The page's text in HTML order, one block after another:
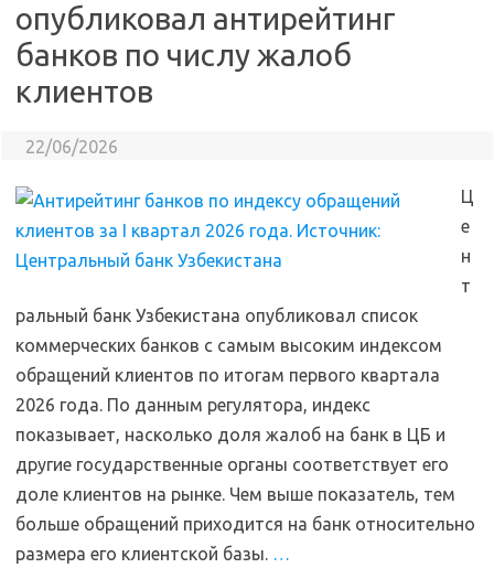
опубликовал антирейтинг
банков по числу жалоб
клиентов
22/06/2026
Ц
е
н
т
ральный банк Узбекистана опубликовал список
коммерческих банков с самым высоким индексом
обращений клиентов по итогам первого квартала
2026 года. По данным регулятора, индекс
показывает, насколько доля жалоб на банк в ЦБ и
другие государственные органы соответствует его
доле клиентов на рынке. Чем выше показатель, тем
больше обращений приходится на банк относительно
размера его клиентской базы. …